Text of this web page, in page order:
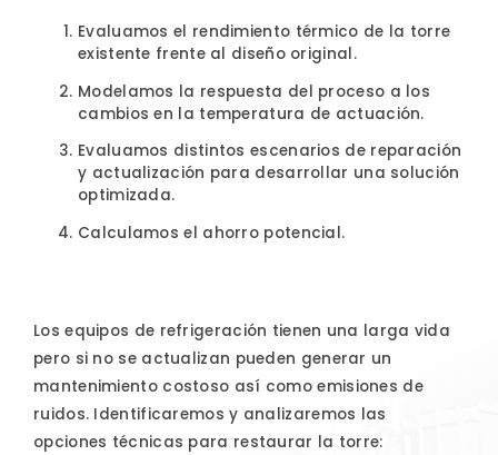
Evaluamos el rendimiento térmico de la torre
existente frente al diseño original.
Modelamos la respuesta del proceso a los
cambios en la temperatura de actuación.
Evaluamos distintos escenarios de reparación
y actualización para desarrollar una solución
optimizada.
Calculamos el ahorro potencial.
Los equipos de refrigeración tienen una larga vida
pero si no se actualizan pueden generar un
mantenimiento costoso así como emisiones de
ruidos. Identificaremos y analizaremos las
opciones técnicas para restaurar la torre: